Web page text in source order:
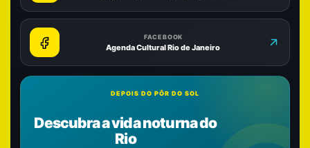
FACEBOOK
Agenda Cultural Rio de Janeiro
DEPOIS DO PÔR DO SOL
Descubra a vida noturna do
Rio